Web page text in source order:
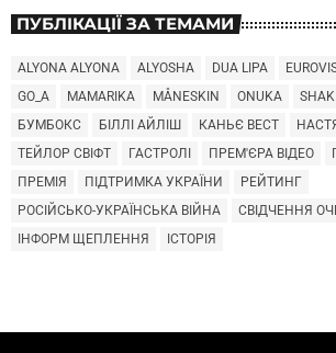
ПУБЛІКАЦІЇ ЗА ТЕМАМИ
ALYONA ALYONA ALYOSHA DUA LIPA
GO_A
MAMARIKA MÅNESKIN ONUKA
БУМБОКС
БІЛЛІ АЙЛІШ КАНЬЄ ВЕСТ
ТЕЙЛОР СВІФТ
ГАСТРОЛІ ПРЕМ'ЄРА ВІДЕО
ПРЕМІЯ
ПІДТРИМКА УКРАЇНИ
РЕЙТИНГ
РОСІЙСЬКО-УКРАЇНСЬКА ВІЙНА
СВІДЧЕННЯ
ІНФОРМ ЩЕПЛЕННЯ
ІСТОРІЯ